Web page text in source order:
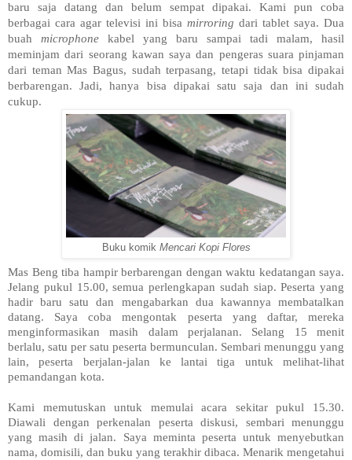
baru saja datang dan belum sempat dipakai. Kami pun coba
berbagai cara agar televisi ini bisa mirroring dari tablet saya. Dua
buah microphone kabel yang baru sampai tadi malam, hasil
meminjam dari seorang kawan saya dan pengeras suara pinjaman
dari teman Mas Bagus, sudah terpasang, tetapi tidak bisa dipakai
berbarengan. Jadi, hanya bisa dipakai satu saja dan ini sudah
cukup.
Buku komik Mencari Kopi Flores
Mas Beng tiba hampir berbarengan dengan waktu kedatangan saya.
Jelang pukul 15.00, semua perlengkapan sudah siap. Peserta yang
hadir baru satu dan mengabarkan dua kawannya membatalkan
datang. Saya coba mengontak peserta yang daftar, mereka
menginformasikan masih dalam perjalanan. Selang 15 menit
berlalu, satu per satu peserta bermunculan. Sembari menunggu yang
lain, peserta berjalan-jalan ke lantai tiga untuk melihat-lihat
pemandangan kota.
Kami memutuskan untuk memulai acara sekitar pukul 15.30.
Diawali dengan perkenalan peserta diskusi, sembari menunggu
yang masih di jalan. Saya meminta peserta untuk menyebutkan
nama, domisili, dan buku yang terakhir dibaca. Menarik mengetahui